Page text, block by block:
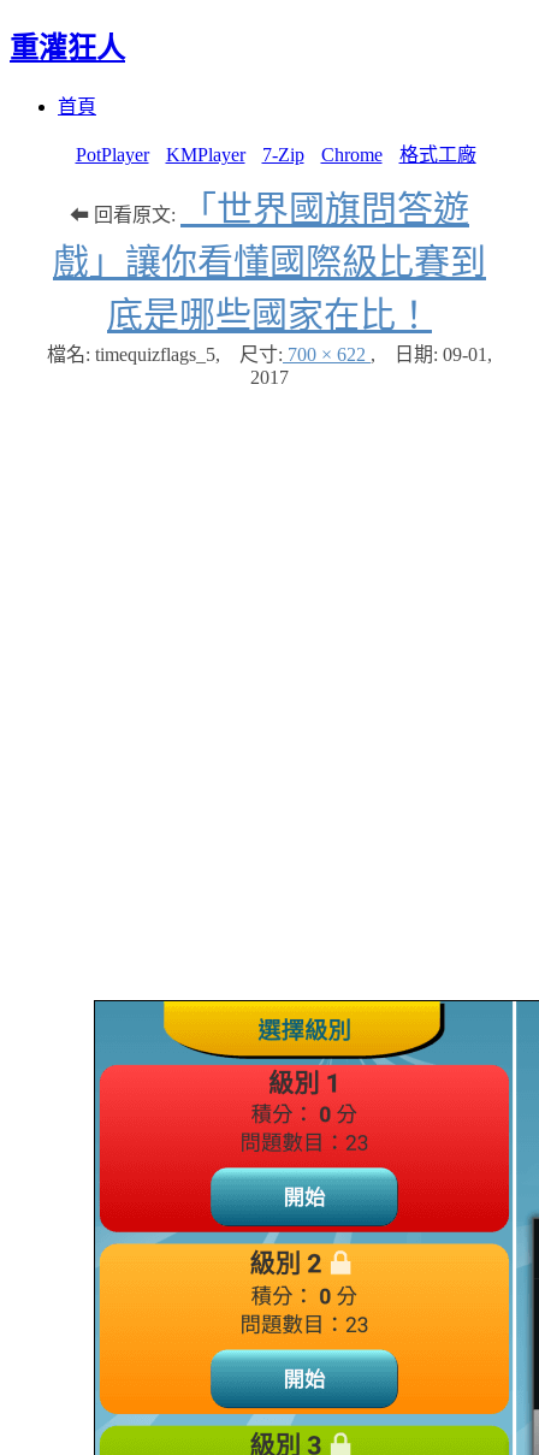
重灌狂人
首頁
PotPlayer KMPlayer 7-Zip Chrome 格式工廠
⬅ 回看原文:
「世界國旗問答遊
戲」讓你看懂國際級比賽到
底是哪些國家在比！
檔名: timequizflags_5, 尺寸: 700 × 622 , 日期: 09-01,
2017